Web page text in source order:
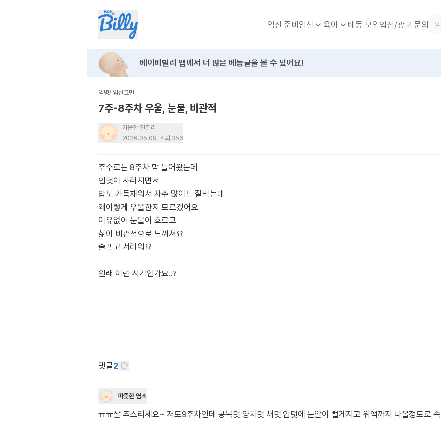
임신 준비임신 육아 베동 모임입점/광고 문의
베이비빌리 앱에서 더 많은 베동글을 볼 수 있어요!
익명/ 임신고민
7주-8주차 우울, 눈물, 비관적
기운찬 친칠라
2026.05.09 조회 356
주수로는 8주차 막 들어왔는데
입덧이 사라지면서
밥도 가득채워서 자주 많이도 잘먹는데
왜이렇게 우울한지 모르겠어요
이유없이 눈물이 흐르고
삶이 비관적으로 느껴져요
슬프고 서러워요
원래 이런 시기인가요..?
댓글2
따뜻한 염소
ㅠㅠ잘 추스리세요~ 저도9주차인데 공복덧 양치덧 채덧 입덧에 눈알이 뻘게지고 위액까지 나올정도로